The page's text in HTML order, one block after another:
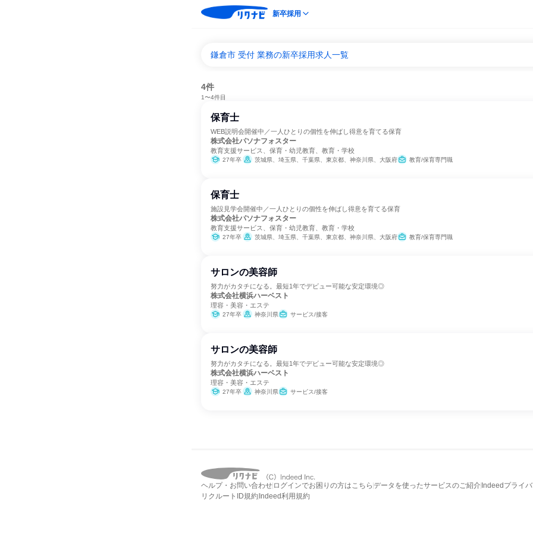
新卒採用
鎌倉市 受付 業務の新卒採用求人一覧
4件
1〜4件目
保育士
WEB説明会開催中／一人ひとりの個性を伸ばし得意を育てる保育
株式会社パソナフォスター
教育支援サービス、保育・幼児教育、教育・学校
27年卒 茨城県、埼玉県、千葉県、東京都、神奈川県、大阪府 教育/保育専門職
保育士
施設見学会開催中／一人ひとりの個性を伸ばし得意を育てる保育
株式会社パソナフォスター
教育支援サービス、保育・幼児教育、教育・学校
27年卒 茨城県、埼玉県、千葉県、東京都、神奈川県、大阪府 教育/保育専門職
サロンの美容師
努力がカタチになる。最短1年でデビュー可能な安定環境◎
株式会社横浜ハーベスト
理容・美容・エステ
27年卒 神奈川県 サービス/接客
サロンの美容師
努力がカタチになる。最短1年でデビュー可能な安定環境◎
株式会社横浜ハーベスト
理容・美容・エステ
27年卒 神奈川県 サービス/接客
ヘルプ・お問い合わせ ログインでお困りの方はこちら データを使ったサービスのご紹介 Indeedプライ
リクルートID規約 Indeed利用規約